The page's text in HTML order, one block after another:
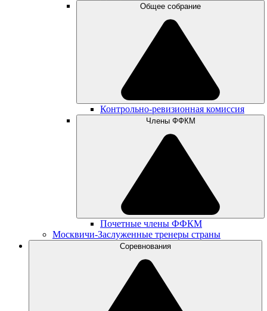
Общее собрание
Контрольно-ревизионная комиссия
Члены ФФКМ
Почетные члены ФФКМ
Москвичи-Заслуженные тренеры страны
Соревнования